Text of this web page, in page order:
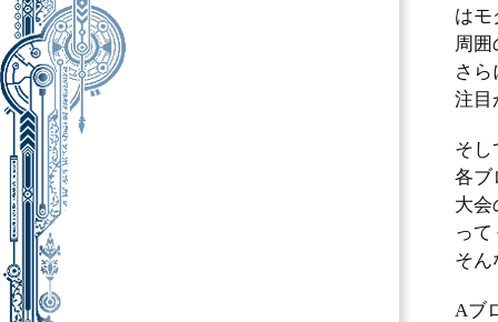
はモ
周
さ
注目
そし
各ブ
大会
っ
そん
Aブ